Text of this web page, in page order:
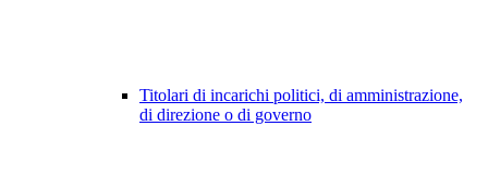
Titolari di incarichi politici, di amministrazione,
di direzione o di governo